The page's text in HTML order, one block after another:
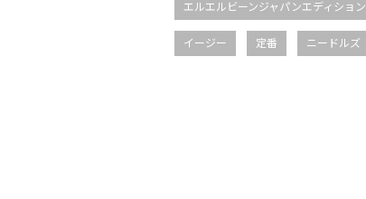
エルエルビーンジャパンエディション
イージー 定番 ニードルズ